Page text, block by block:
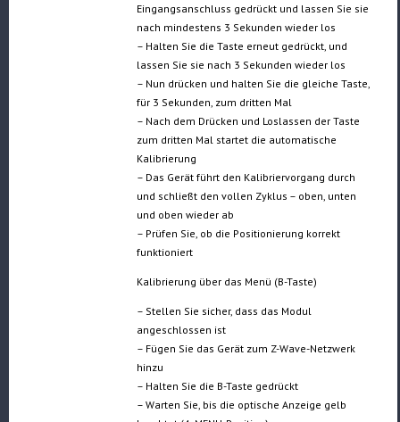
Eingangsanschluss gedrückt und lassen Sie sie
nach mindestens 3 Sekunden wieder los
– Halten Sie die Taste erneut gedrückt, und
lassen Sie sie nach 3 Sekunden wieder los
– Nun drücken und halten Sie die gleiche Taste,
für 3 Sekunden, zum dritten Mal
– Nach dem Drücken und Loslassen der Taste
zum dritten Mal startet die automatische
Kalibrierung
– Das Gerät führt den Kalibriervorgang durch
und schließt den vollen Zyklus – oben, unten
und oben wieder ab
– Prüfen Sie, ob die Positionierung korrekt
funktioniert
Kalibrierung über das Menü (B-Taste)
– Stellen Sie sicher, dass das Modul
angeschlossen ist
– Fügen Sie das Gerät zum Z-Wave-Netzwerk
hinzu
– Halten Sie die B-Taste gedrückt
– Warten Sie, bis die optische Anzeige gelb